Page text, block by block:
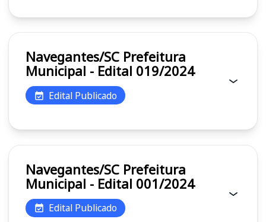
Navegantes/SC Prefeitura
Municipal - Edital 019/2024
Edital Publicado
Navegantes/SC Prefeitura
Municipal - Edital 001/2024
Edital Publicado